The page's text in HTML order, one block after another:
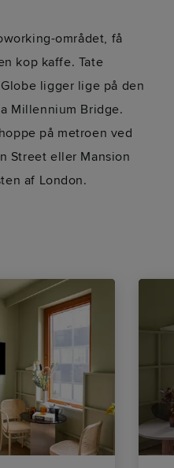
området, få
kop kaffe. Tate
ligger lige på den
Millennium Bridge.
på metroen ved
Street eller Mansion
af London.